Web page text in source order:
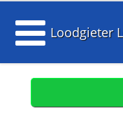
Loodgieter